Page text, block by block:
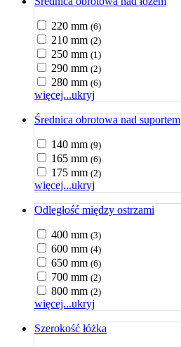
220 mm (6)
210 mm (2)
250 mm (1)
290 mm (2)
280 mm (6)
więcej...ukryj
Średnica obrotowa nad suportem
140 mm (9)
165 mm (6)
175 mm (2)
więcej...ukryj
Odległość między ostrzami
400 mm (3)
600 mm (4)
650 mm (6)
700 mm (2)
800 mm (2)
więcej...ukryj
Szerokość łóżka